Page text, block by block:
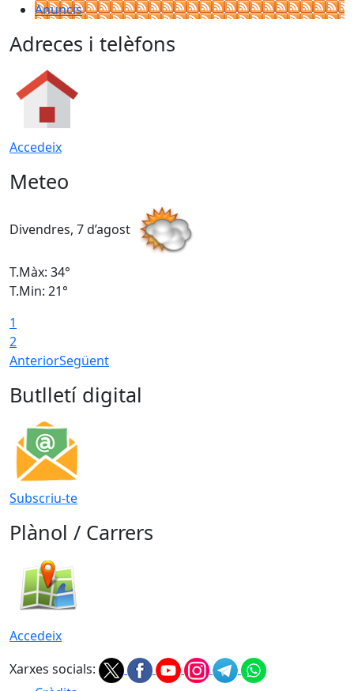
Anuncis
Adreces i telèfons
Accedeix
Meteo
Divendres, 7 d’agost
T.Màx: 34°
T.Min: 21°
1
2
AnteriorSegüent
Butlletí digital
Subscriu-te
Plànol / Carrers
Accedeix
Xarxes socials: